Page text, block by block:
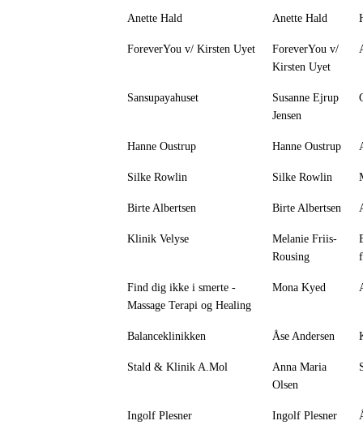
Anette Hald Anette Hald
ForeverYou v/ Kirsten Uyet
ForeverYou v/
Kirsten Uyet
Sansupayahuset
Susanne Ejrup
Jensen
Hanne Oustrup Hanne Oustrup
Silke Rowlin Silke Rowlin
Birte Albertsen Birte Albertsen
Klinik Velyse
Melanie Friis-
Rousing
Find dig ikke i smerte -
Massage Terapi og Healing
Mona Kyed
Balanceklinikken Åse Andersen
Stald & Klinik A.Mol
Anna Maria
Olsen
Ingolf Plesner Ingolf Plesner